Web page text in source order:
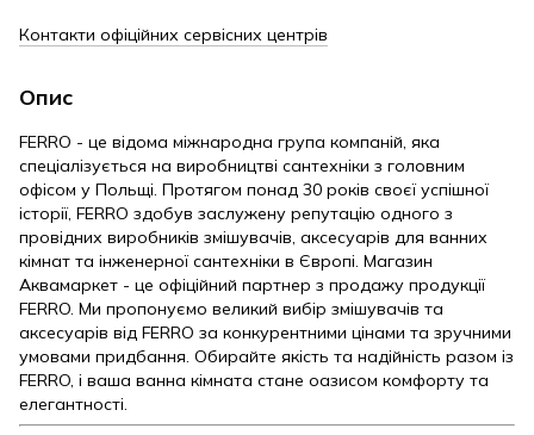
Контакти офіційних сервісних центрів
Опис
FERRO - це відома міжнародна група компаній, яка
спеціалізується на виробництві сантехніки з головним
офісом у Польщі. Протягом понад 30 років своєї успішної
історії, FERRO здобув заслужену репутацію одного з
провідних виробників змішувачів, аксесуарів для ванних
кімнат та інженерної сантехніки в Європі. Магазин
Аквамаркет - це офіційний партнер з продажу продукції
FERRO. Ми пропонуємо великий вибір змішувачів та
аксесуарів від FERRO за конкурентними цінами та зручними
умовами придбання. Обирайте якість та надійність разом із
FERRO, і ваша ванна кімната стане оазисом комфорту та
елегантності.